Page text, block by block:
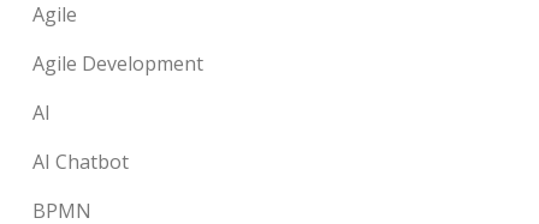
Agile
Agile Development
AI
AI Chatbot
BPMN